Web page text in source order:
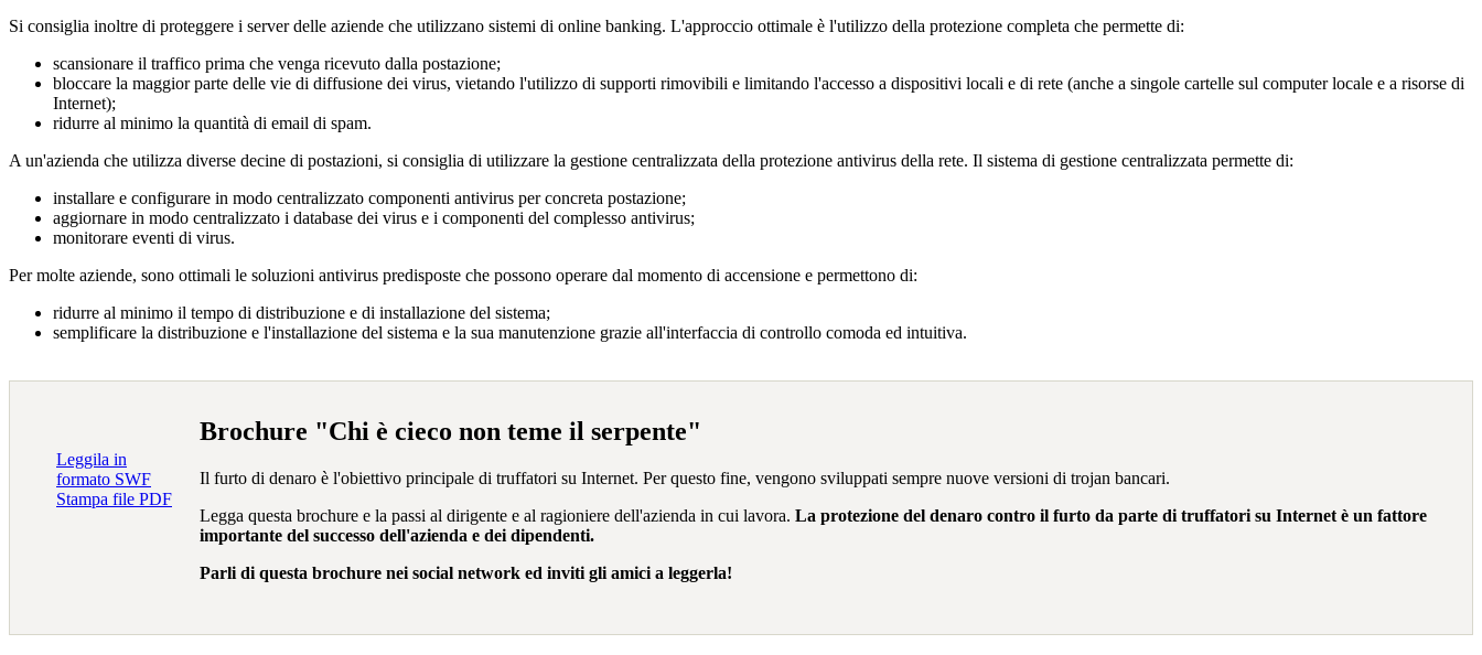
Si consiglia inoltre di proteggere i server delle aziende che utilizzano sistemi di online banking. L'approccio ottimale è l'utilizzo della protezione completa che permette di:
scansionare il traffico prima che venga ricevuto dalla postazione;
bloccare la maggior parte delle vie di diffusione dei virus, vietando l'utilizzo di supporti rimovibili e limitando l'accesso a dispositivi locali e di rete (anche a singole cartelle sul computer locale e a risorse di
Internet);
ridurre al minimo la quantità di email di spam.
A un'azienda che utilizza diverse decine di postazioni, si consiglia di utilizzare la gestione centralizzata della protezione antivirus della rete. Il sistema di gestione centralizzata permette di:
installare e configurare in modo centralizzato componenti antivirus per concreta postazione;
aggiornare in modo centralizzato i database dei virus e i componenti del complesso antivirus;
monitorare eventi di virus.
Per molte aziende, sono ottimali le soluzioni antivirus predisposte che possono operare dal momento di accensione e permettono di:
ridurre al minimo il tempo di distribuzione e di installazione del sistema;
semplificare la distribuzione e l'installazione del sistema e la sua manutenzione grazie all'interfaccia di controllo comoda ed intuitiva.
Leggila in
formato SWF
Stampa file PDF
Brochure "Chi è cieco non teme il serpente"
Il furto di denaro è l'obiettivo principale di truffatori su Internet. Per questo fine, vengono sviluppati sempre nuove versioni di trojan bancari.
Legga questa brochure e la passi al dirigente e al ragioniere dell'azienda in cui lavora. La protezione del denaro contro il furto da parte di truffatori su Internet è un fattore
importante del successo dell'azienda e dei dipendenti.
Parli di questa brochure nei social network ed inviti gli amici a leggerla!